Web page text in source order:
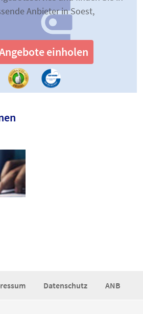
Anbieter in Soest,
einholen
Datenschutz ANB